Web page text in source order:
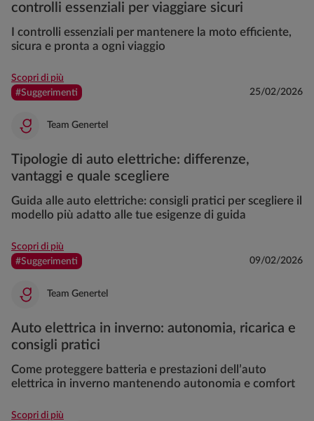
controlli essenziali per viaggiare sicuri
I controlli essenziali per mantenere la moto efficiente,
sicura e pronta a ogni viaggio
Scopri di più
#Suggerimenti
25/02/2026
Team Genertel
Tipologie di auto elettriche: differenze,
vantaggi e quale scegliere
Guida alle auto elettriche: consigli pratici per scegliere il
modello più adatto alle tue esigenze di guida
Scopri di più
#Suggerimenti
09/02/2026
Team Genertel
Auto elettrica in inverno: autonomia, ricarica e
consigli pratici
Come proteggere batteria e prestazioni dell’auto
elettrica in inverno mantenendo autonomia e comfort
Scopri di più